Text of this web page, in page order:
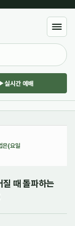
실시간 예배
은(요일
때 돌파하는
5